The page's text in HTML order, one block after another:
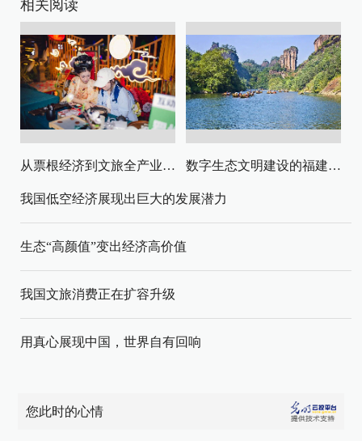
相关阅读
从票根经济到文旅全产业链升级 数字生态文明建设的福建路径与启示
我国低空经济展现出巨大的发展潜力
生态“高颜值”变出经济高价值
我国文旅消费正在扩容升级
用真心展现中国，世界自有回响
您此时的心情